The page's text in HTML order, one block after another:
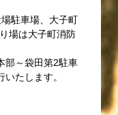
駐車場、大子町
場は大子町消防
部～袋田第2駐車
たします。